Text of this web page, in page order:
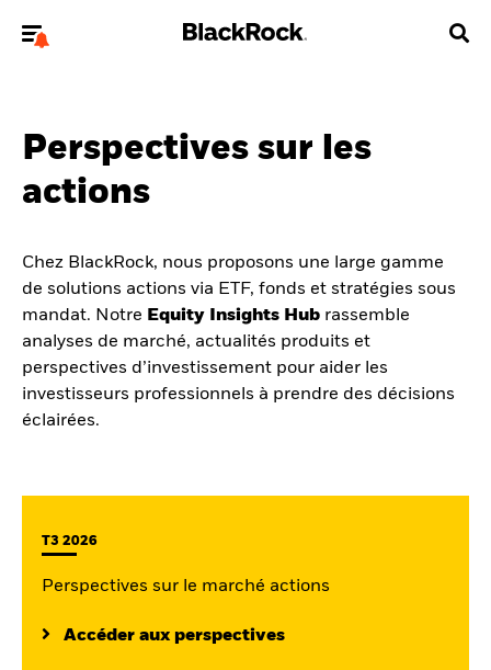
Pour accéder directement à un autre site BlackRock, veuillez
mettre à jourvotre type d'utilisateur .
Intermédiaires financiers
Change location
Perspectives sur les
actions
Chez BlackRock, nous proposons une large gamme
de solutions actions via ETF, fonds et stratégies sous
mandat. Notre Equity Insights Hub rassemble
analyses de marché, actualités produits et
perspectives d’investissement pour aider les
investisseurs professionnels à prendre des décisions
éclairées.
T3 2026
Perspectives sur le marché actions
Accéder aux perspectives